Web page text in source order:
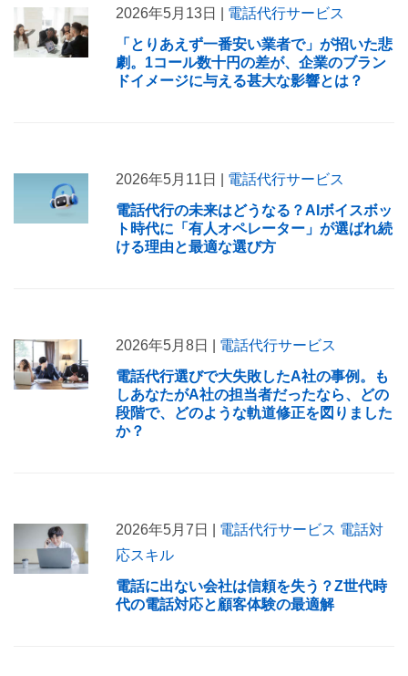
2026年5月13日 | 電話代行サービス
「とりあえず一番安い業者で」が招いた悲
劇。1コール数十円の差が、企業のブラン
ドイメージに与える甚大な影響とは？
2026年5月11日 | 電話代行サービス
電話代行の未来はどうなる？AIボイスボッ
ト時代に「有人オペレーター」が選ばれ続
ける理由と最適な選び方
2026年5月8日 | 電話代行サービス
電話代行選びで大失敗したA社の事例。も
しあなたがA社の担当者だったなら、どの
段階で、どのような軌道修正を図りました
か？
2026年5月7日 | 電話代行サービス 電話対
応スキル
電話に出ない会社は信頼を失う？Z世代時
代の電話対応と顧客体験の最適解